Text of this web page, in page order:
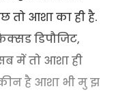
आशा का ही है.
डिपौजिट,
में तो आशा ही
है आशा भी मु झ